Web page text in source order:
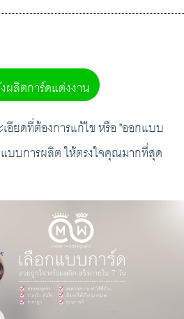
ผลิตการ์ดแต่งงาน
อียดที่ต้องการแก้ไข หรือ "ออกแบบ
บบการผลิต ให้ตรงใจคุณมากที่สุด